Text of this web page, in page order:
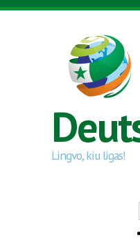
Direkt zum Inhalt
Lingvo, kiu ligas!